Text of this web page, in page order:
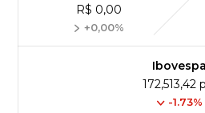
R$ 0,00
+0,00%
Ibovespa
172,513,42
-1.73%